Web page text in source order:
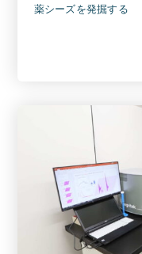
薬シーズを発掘する